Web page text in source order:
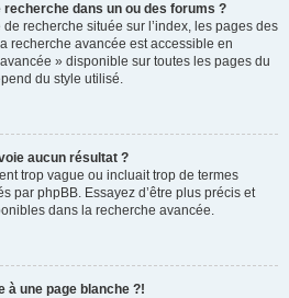
dans un ou des forums ?
recherche située sur l’index, les pages des
recherche avancée est accessible en
» disponible sur toutes les pages du
du style utilisé.
aucun résultat ?
trop vague ou incluait trop de termes
par phpBB. Essayez d’être plus précis et
dans la recherche avancée.
à une page blanche ?!